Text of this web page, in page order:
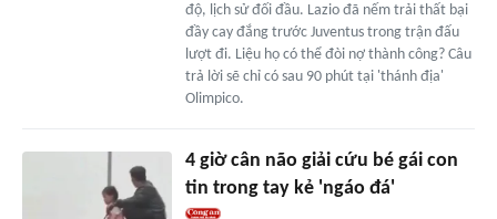
độ, lịch sử đối đầu. Lazio đã nếm trải thất bại
đầy cay đắng trước Juventus trong trận đấu
lượt đi. Liệu họ có thể đòi nợ thành công? Câu
trả lời sẽ chỉ có sau 90 phút tại 'thánh địa'
Olimpico.
4 giờ cân não giải cứu bé gái con
tin trong tay kẻ 'ngáo đá'